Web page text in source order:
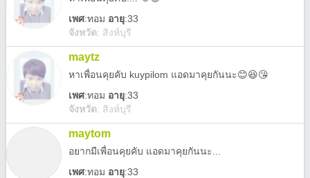
เพศ:ทอม อายุ:33
จังหวัด: สิงห์บุรี
maytz
หาเพื่อนคุยคับ kuypilom แอดมาคุยกันนะ😊😆😘
เพศ:ทอม อายุ:33
จังหวัด: สิงห์บุรี
maytom
อยากมีเพื่อนคุยคับ แอดมาคุยกันนะ...
เพศ:ทอม อายุ:33